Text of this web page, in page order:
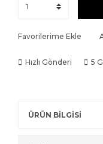
Favorilerime Ekle
Hızlı Gönderi 5
ÜRÜN BİLGİSİ